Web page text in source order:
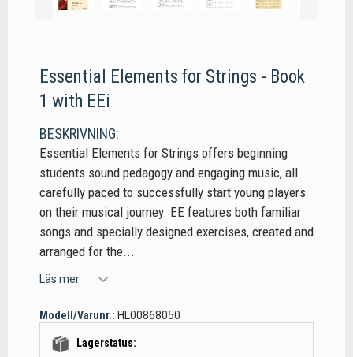
Essential Elements for Strings - Book
1 with EEi
BESKRIVNING:
Essential Elements for Strings offers beginning
students sound pedagogy and engaging music, all
carefully paced to successfully start young players
on their musical journey. EE features both familiar
songs and specially designed exercises, created and
arranged for the...
Läs mer
Modell/Varunr.: HL00868050
Lagerstatus: